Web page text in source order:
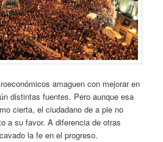
amaguen con mejorar en
distintas fuentes. Pero aunque esa
cierta, el ciudadano de a pie no
a su favor. A diferencia de otras
la fe en el progreso.